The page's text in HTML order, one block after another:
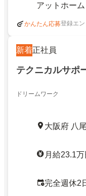
アットホーム
かんたん応募登録エ
新着正社員
テクニカルサポ
ドリームワーク
大阪府 八
月給23.1
完全週休2